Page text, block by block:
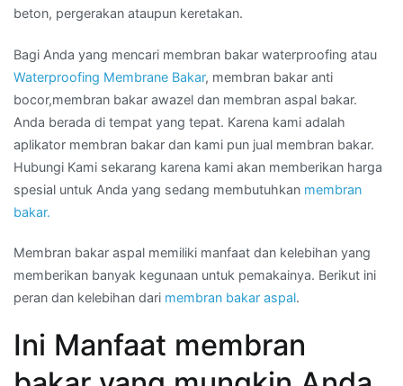
beton, pergerakan ataupun keretakan.
Bagi Anda yang mencari membran bakar waterproofing atau
Waterproofing Membrane Bakar, membran bakar anti
bocor,membran bakar awazel dan membran aspal bakar.
Anda berada di tempat yang tepat. Karena kami adalah
aplikator membran bakar dan kami pun jual membran bakar.
Hubungi Kami sekarang karena kami akan memberikan harga
spesial untuk Anda yang sedang membutuhkan membran
bakar.
Membran bakar aspal memiliki manfaat dan kelebihan yang
memberikan banyak kegunaan untuk pemakainya. Berikut ini
peran dan kelebihan dari membran bakar aspal.
Ini Manfaat membran